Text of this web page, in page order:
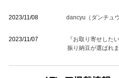
2023/11/08 dancyu（ダンチュ
2023/11/07
『お取り寄せした
振り納豆が選ばれ